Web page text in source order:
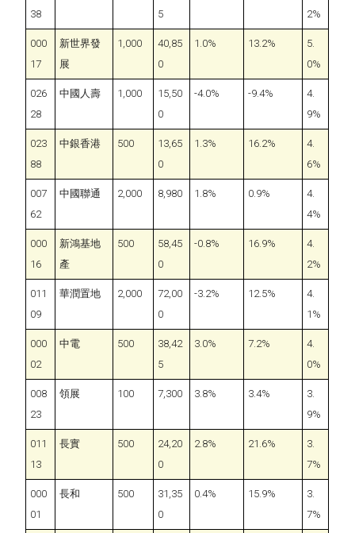
38
5
2%
000
17
新世界發
展
1,000
40,85
0
1.0% 13.2%
5.
0%
026
28
中國人壽 1,000
15,50
0
-4.0% -9.4%
4.
9%
023
88
中銀香港 500
13,65
0
1.3% 16.2%
4.
6%
007
62
中國聯通 2,000 8,980 1.8% 0.9%
4.
4%
000
16
新鴻基地
產
500
58,45
0
-0.8% 16.9%
4.
2%
011
09
華潤置地 2,000
72,00
0
-3.2% 12.5%
4.
1%
000
02
中電 500
38,42
5
3.0% 7.2%
4.
0%
008
23
領展 100 7,300 3.8% 3.4%
3.
9%
011
13
長實 500
24,20
0
2.8% 21.6%
3.
7%
000
01
長和 500
31,35
0
0.4% 15.9%
3.
7%